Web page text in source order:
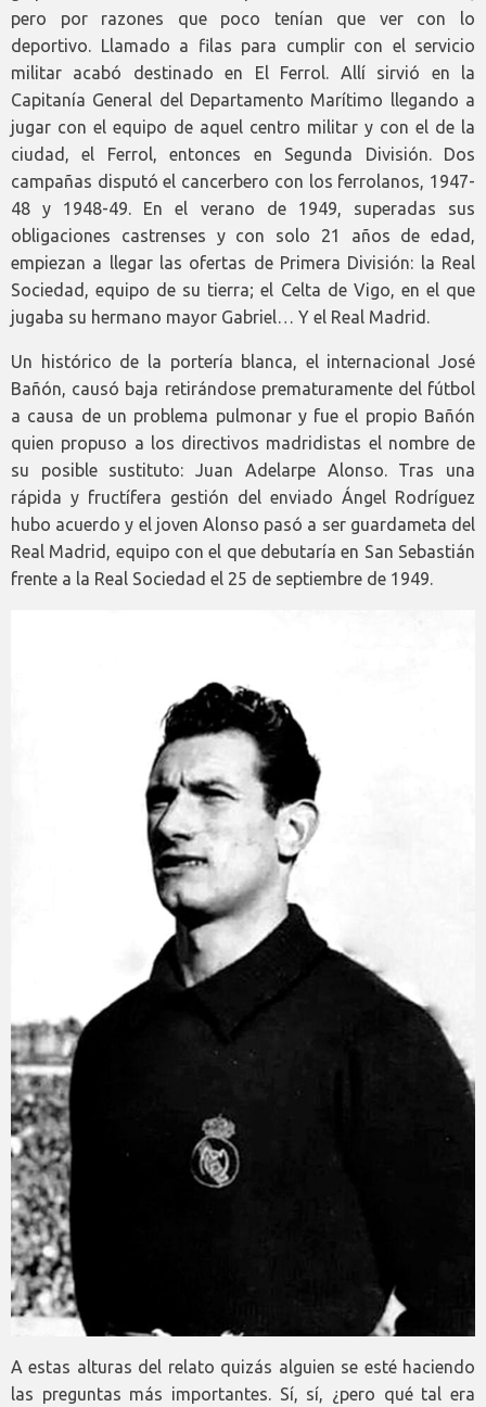
pero por razones que poco tenían que ver con lo
deportivo. Llamado a filas para cumplir con el servicio
militar acabó destinado en El Ferrol. Allí sirvió en la
Capitanía General del Departamento Marítimo llegando a
jugar con el equipo de aquel centro militar y con el de la
ciudad, el Ferrol, entonces en Segunda División. Dos
campañas disputó el cancerbero con los ferrolanos, 1947-
48 y 1948-49. En el verano de 1949, superadas sus
obligaciones castrenses y con solo 21 años de edad,
empiezan a llegar las ofertas de Primera División: la Real
Sociedad, equipo de su tierra; el Celta de Vigo, en el que
jugaba su hermano mayor Gabriel… Y el Real Madrid.
Un histórico de la portería blanca, el internacional José
Bañón, causó baja retirándose prematuramente del fútbol
a causa de un problema pulmonar y fue el propio Bañón
quien propuso a los directivos madridistas el nombre de
su posible sustituto: Juan Adelarpe Alonso. Tras una
rápida y fructífera gestión del enviado Ángel Rodríguez
hubo acuerdo y el joven Alonso pasó a ser guardameta del
Real Madrid, equipo con el que debutaría en San Sebastián
frente a la Real Sociedad el 25 de septiembre de 1949.
A estas alturas del relato quizás alguien se esté haciendo
las preguntas más importantes. Sí, sí, ¿pero qué tal era